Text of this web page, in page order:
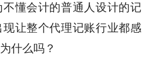
懂会计的普通人设计的记
让整个代理记账行业都感
什么吗？